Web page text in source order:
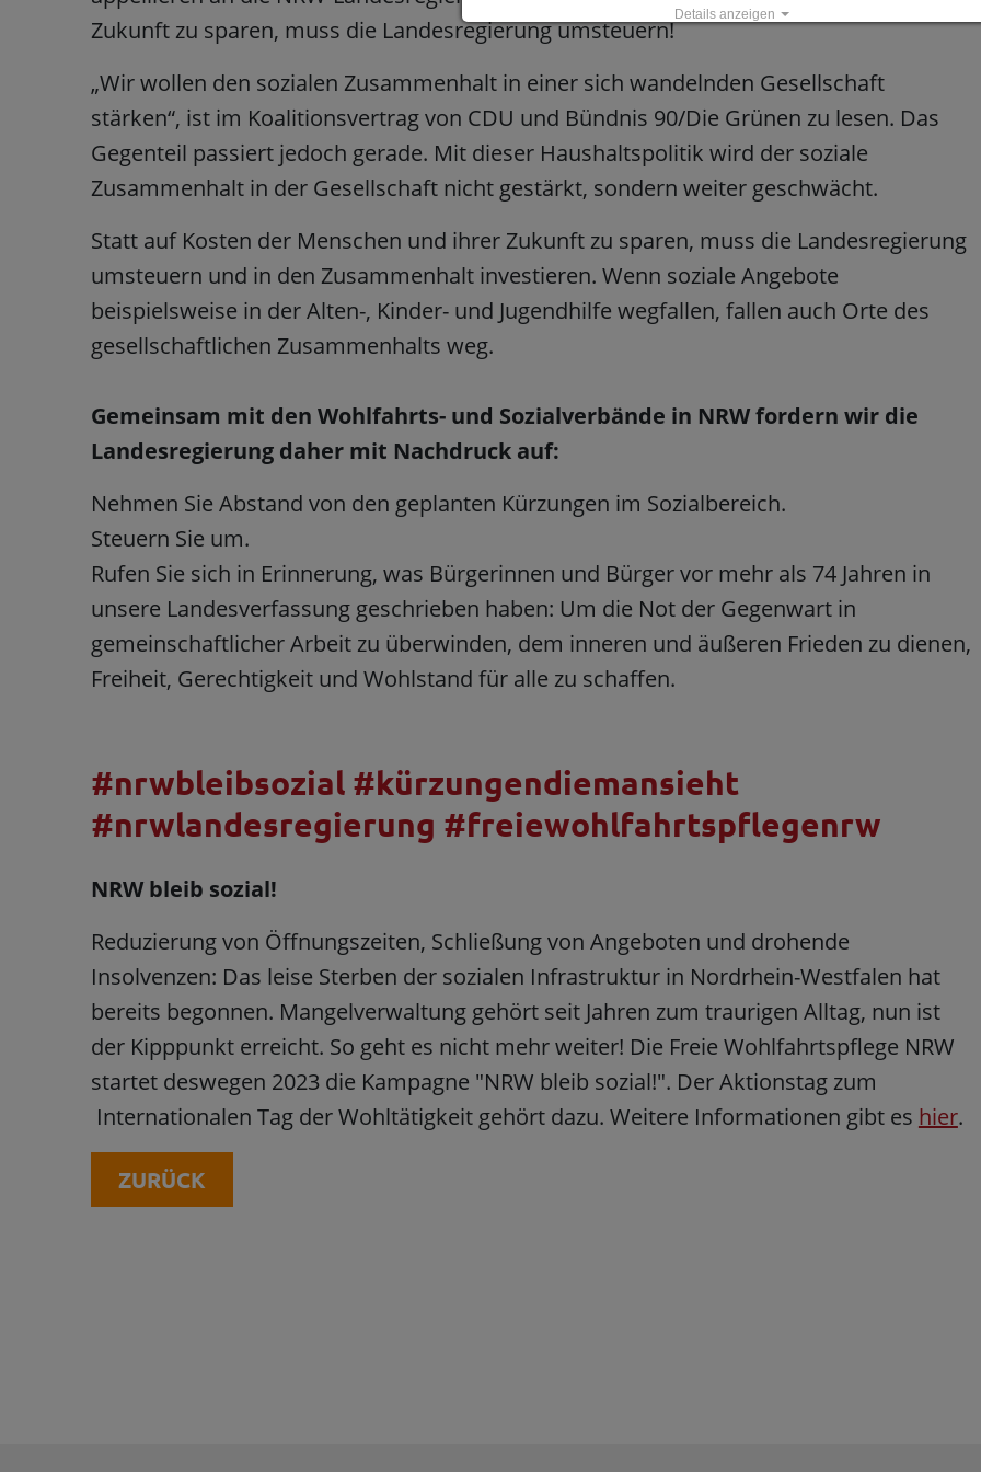
Zukunft zu sparen, muss die Landesregierung umsteuern!
„Wir wollen den sozialen Zusammenhalt in einer sich wandelnden Gesellschaft
stärken“, ist im Koalitionsvertrag von CDU und Bündnis 90/Die Grünen zu lesen. Das
Gegenteil passiert jedoch gerade. Mit dieser Haushaltspolitik wird der soziale
Zusammenhalt in der Gesellschaft nicht gestärkt, sondern weiter geschwächt.
Statt auf Kosten der Menschen und ihrer Zukunft zu sparen, muss die Landesregierung
umsteuern und in den Zusammenhalt investieren. Wenn soziale Angebote
beispielsweise in der Alten-, Kinder- und Jugendhilfe wegfallen, fallen auch Orte des
gesellschaftlichen Zusammenhalts weg.
Gemeinsam mit den Wohlfahrts- und Sozialverbände in NRW fordern wir die
Landesregierung daher mit Nachdruck auf:
Nehmen Sie Abstand von den geplanten Kürzungen im Sozialbereich.
Steuern Sie um.
Rufen Sie sich in Erinnerung, was Bürgerinnen und Bürger vor mehr als 74 Jahren in
unsere Landesverfassung geschrieben haben: Um die Not der Gegenwart in
gemeinschaftlicher Arbeit zu überwinden, dem inneren und äußeren Frieden zu dienen,
Freiheit, Gerechtigkeit und Wohlstand für alle zu schaffen.
#nrwbleibsozial #kürzungendiemansieht
#nrwlandesregierung #freiewohlfahrtspflegenrw
NRW bleib sozial!
Reduzierung von Öffnungszeiten, Schließung von Angeboten und drohende
Insolvenzen: Das leise Sterben der sozialen Infrastruktur in Nordrhein-Westfalen hat
bereits begonnen. Mangelverwaltung gehört seit Jahren zum traurigen Alltag, nun ist
der Kipppunkt erreicht. So geht es nicht mehr weiter! Die Freie Wohlfahrtspflege NRW
startet deswegen 2023 die Kampagne "NRW bleib sozial!". Der Aktionstag zum
Internationalen Tag der Wohltätigkeit gehört dazu. Weitere Informationen gibt es hier.
ZURÜCK
Details anzeigen